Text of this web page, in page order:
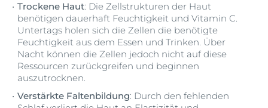
Trockene Haut: Die Zellstrukturen der Haut
benötigen dauerhaft Feuchtigkeit und Vitamin C.
Untertags holen sich die Zellen die benötigte
Feuchtigkeit aus dem Essen und Trinken. Über
Nacht können die Zellen jedoch nicht auf diese
Ressourcen zurückgreifen und beginnen
auszutrocknen.
Verstärkte Faltenbildung: Durch den fehlenden